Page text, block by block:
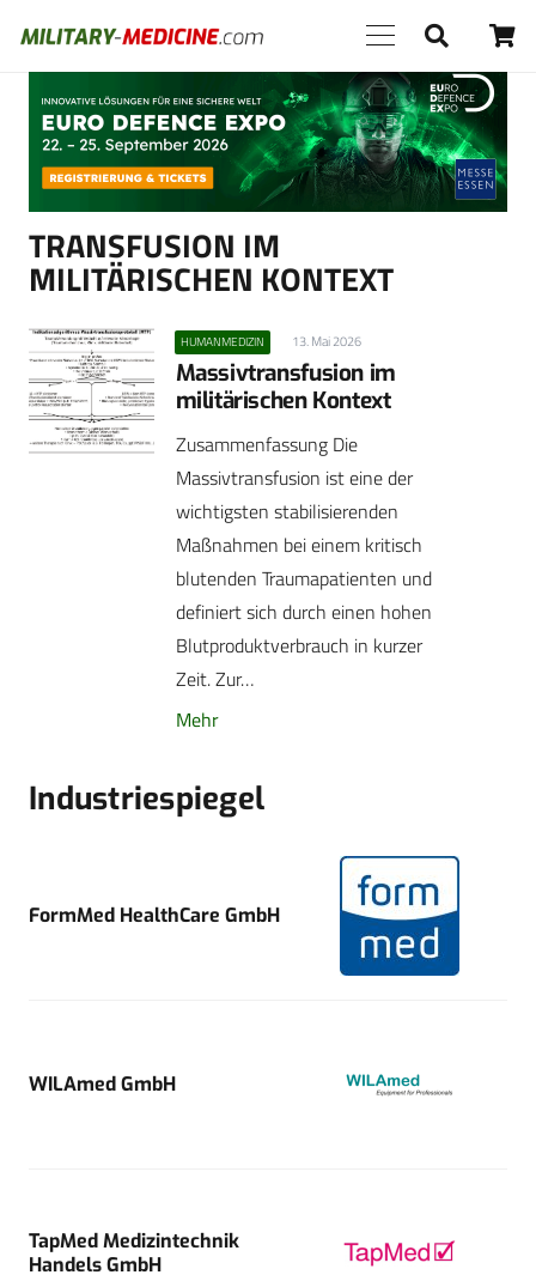
Anzeige
TRANSFUSION IM
MILITÄRISCHEN KONTEXT
HUMANMEDIZIN 13. Mai 2026
Massivtransfusion im
militärischen Kontext
Zusammenfassung Die
Massivtransfusion ist eine der
wichtigsten stabilisierenden
Maßnahmen bei einem kritisch
blutenden Traumapatienten und
definiert sich durch einen hohen
Blutproduktverbrauch in kurzer
Zeit. Zur…
Mehr
Industriespiegel
FormMed HealthCare GmbH
WILAmed GmbH
TapMed Medizintechnik
Handels GmbH